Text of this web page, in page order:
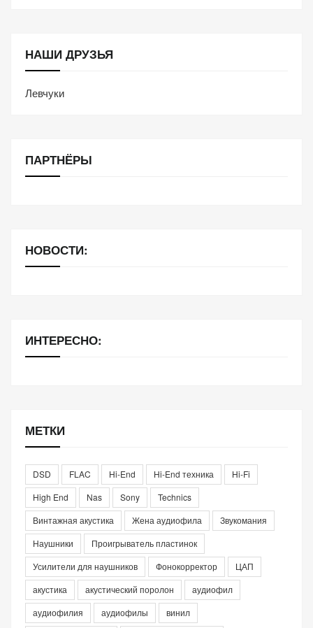
НАШИ ДРУЗЬЯ
Левчуки
ПАРТНЁРЫ
НОВОСТИ:
ИНТЕРЕСНО:
МЕТКИ
DSD FLAC Hi-End Hi-End техника
Hi-Fi
High End
Nas Sony
Technics
Винтажная акустика
Жена аудиофила
Звукомания
Наушники
Проигрыватель пластинок
Усилители для наушников
Фонокорректор
ЦАП
акустика
акустический поролон
аудиофил
аудиофилия
аудиофилы
винил